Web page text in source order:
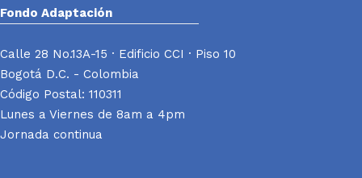
Fondo Adaptación
Calle 28 No.13A-15 · Edificio CCI · Piso 10
Bogotá D.C. - Colombia
Código Postal: 110311
Lunes a Viernes de 8am a 4pm
Jornada continua